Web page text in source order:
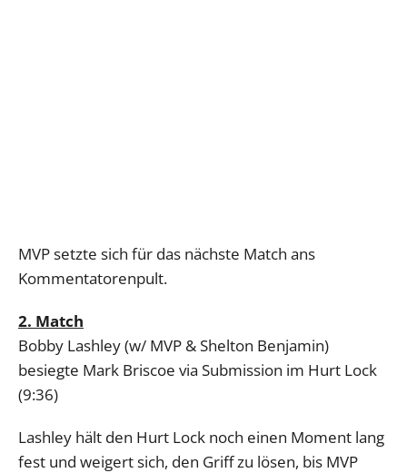
MVP setzte sich für das nächste Match ans
Kommentatorenpult.
2. Match
Bobby Lashley (w/ MVP & Shelton Benjamin)
besiegte Mark Briscoe via Submission im Hurt Lock
(9:36)
Lashley hält den Hurt Lock noch einen Moment lang
fest und weigert sich, den Griff zu lösen, bis MVP